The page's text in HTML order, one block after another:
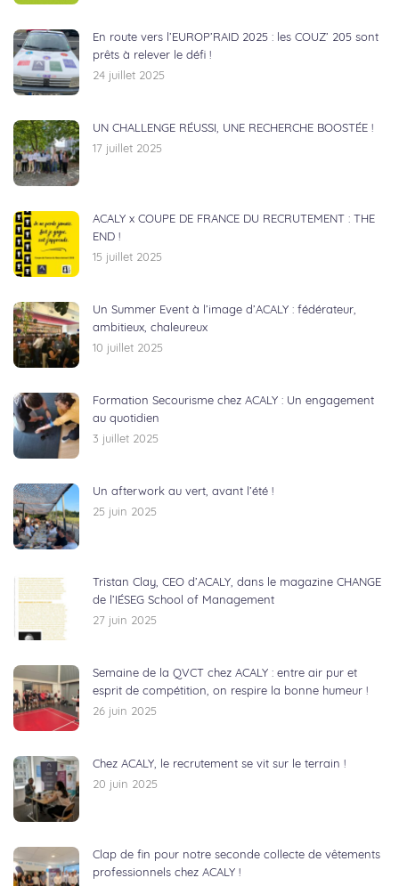
En route vers l’EUROP’RAID 2025 : les COUZ’ 205 sont
prêts à relever le défi !
24 juillet 2025
UN CHALLENGE RÉUSSI, UNE RECHERCHE BOOSTÉE !
17 juillet 2025
ACALY x COUPE DE FRANCE DU RECRUTEMENT : THE
END !
15 juillet 2025
Un Summer Event à l’image d’ACALY : fédérateur,
ambitieux, chaleureux
10 juillet 2025
Formation Secourisme chez ACALY : Un engagement
au quotidien
3 juillet 2025
Un afterwork au vert, avant l’été !
25 juin 2025
Tristan Clay, CEO d’ACALY, dans le magazine CHANGE
de l’IÉSEG School of Management
27 juin 2025
Semaine de la QVCT chez ACALY : entre air pur et
esprit de compétition, on respire la bonne humeur !
26 juin 2025
Chez ACALY, le recrutement se vit sur le terrain !
20 juin 2025
Clap de fin pour notre seconde collecte de vêtements
professionnels chez ACALY !